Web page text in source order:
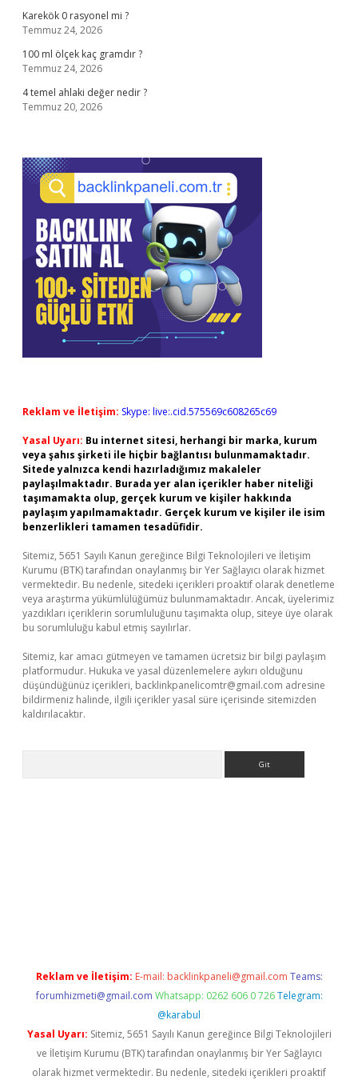
Karekök 0 rasyonel mi ?
Temmuz 24, 2026
100 ml ölçek kaç gramdır ?
Temmuz 24, 2026
4 temel ahlaki değer nedir ?
Temmuz 20, 2026
Reklam ve İletişim: Skype: live:.cid.575569c608265c69
Yasal Uyarı: Bu internet sitesi, herhangi bir marka, kurum
veya şahıs şirketi ile hiçbir bağlantısı bulunmamaktadır.
Sitede yalnızca kendi hazırladığımız makaleler
paylaşılmaktadır. Burada yer alan içerikler haber niteliği
taşımamakta olup, gerçek kurum ve kişiler hakkında
paylaşım yapılmamaktadır. Gerçek kurum ve kişiler ile isim
benzerlikleri tamamen tesadüfidir.
Sitemiz, 5651 Sayılı Kanun gereğince Bilgi Teknolojileri ve İletişim
Kurumu (BTK) tarafından onaylanmış bir Yer Sağlayıcı olarak hizmet
vermektedir. Bu nedenle, sitedeki içerikleri proaktif olarak denetleme
veya araştırma yükümlülüğümüz bulunmamaktadır. Ancak, üyelerimiz
yazdıkları içeriklerin sorumluluğunu taşımakta olup, siteye üye olarak
bu sorumluluğu kabul etmiş sayılırlar.
Sitemiz, kar amacı gütmeyen ve tamamen ücretsiz bir bilgi paylaşım
platformudur. Hukuka ve yasal düzenlemelere aykırı olduğunu
düşündüğünüz içerikleri, backlinkpanelicomtr@gmail.com adresine
bildirmeniz halinde, ilgili içerikler yasal süre içerisinde sitemizden
kaldırılacaktır.
Reklam ve İletişim: E-mail: backlinkpaneli@gmail.com Teams:
forumhizmeti@gmail.com Whatsapp: 0262 606 0 726 Telegram:
@karabul
Yasal Uyarı: Sitemiz, 5651 Sayılı Kanun gereğince Bilgi Teknolojileri
ve İletişim Kurumu (BTK) tarafından onaylanmış bir Yer Sağlayıcı
olarak hizmet vermektedir. Bu nedenle, sitedeki içerikleri proaktif